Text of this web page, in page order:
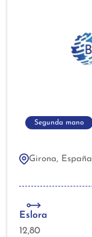
Segunda mano
Girona, España
Eslora
12,80